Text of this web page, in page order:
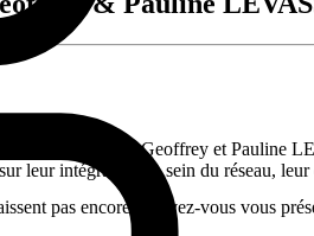
le parcours de Geoffrey et Pauline
leur intégration au sein du réseau,
pas encore, pouvez-vous vous